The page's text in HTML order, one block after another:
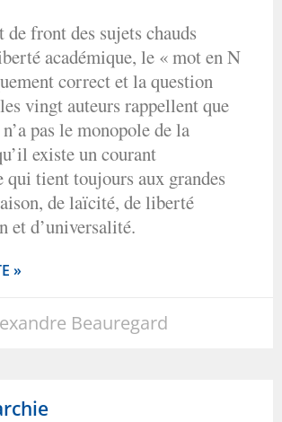
de front des sujets chauds
académique, le « mot en N
correct et la question
vingt auteurs rappellent que
pas le monopole de la
existe un courant
qui tient toujours aux grandes
de laïcité, de liberté
et d’universalité.
»
Beauregard